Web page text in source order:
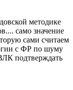
методике
само значение
сами считаем
с ФР по шуму
подтверждать